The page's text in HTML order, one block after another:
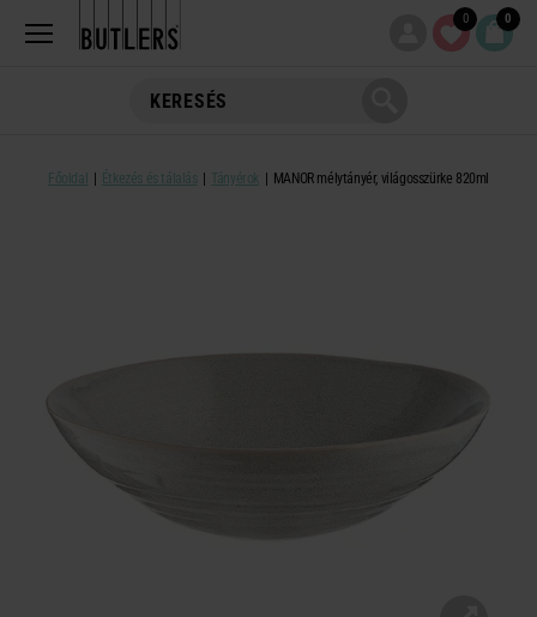
0 0
Főoldal Étkezés és tálalás Tányérok MANOR mélytányér, világosszürke 820ml